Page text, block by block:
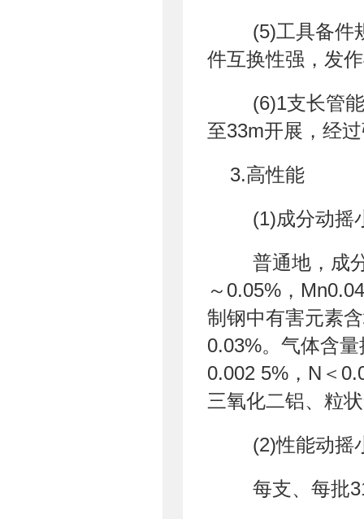
(5)工具备件
件互换性强，发
(6)1支长管能
至33m开展，经
3.高性能
(1)成分动摇
普通地，成
～0.05%，
制钢中有害元素
0.03%。气体含
0.002 5%，N＜
三氧化二铝、粒
(2)性能动摇
每支、每批